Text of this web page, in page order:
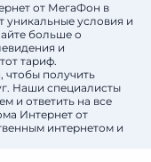
от МегаФон в
уникальные условия и
больше о
и
тариф.
чтобы получить
Наши специалисты
и ответить на все
Интернет от
интернетом и